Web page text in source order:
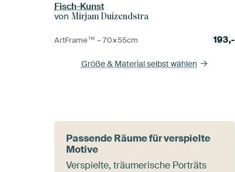
Fisch-Kunst
vonMirjam Duizendstra
ArtFrame™ –70×55cm 193,-
Größe & Material selbst wählen
Passende Räume für verspielte
Motive
Verspielte, träumerische Porträts